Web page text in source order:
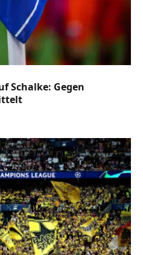
Schalke: Gegen